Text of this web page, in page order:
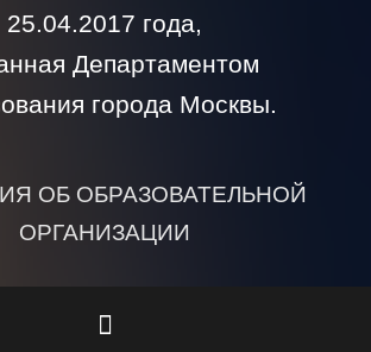
25.04.2017 года,
Департаментом
города Москвы.
ОБ ОБРАЗОВАТЕЛЬНОЙ
ОРГАНИЗАЦИИ